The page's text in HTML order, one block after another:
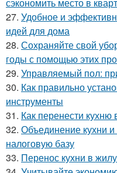
27. Удобное и
идей для дома
28. Сохраняйте свой
годы с помощью этих
29. Управляемый пол:
30. Как правильно
инструменты
31. Как перенести
32. Объединение кухни и
налоговую базу
33. Перенос кухни в